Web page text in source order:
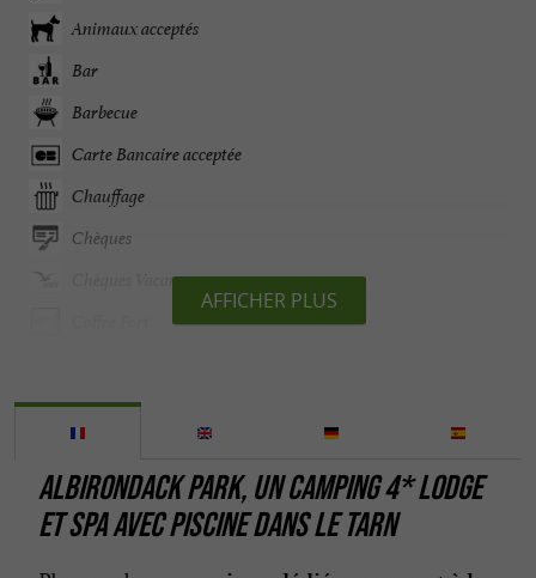
Animaux acceptés
Bar
Barbecue
Carte Bancaire acceptée
Chauffage
Chèques
Chèques Vacances
Espèces
Jacuzzi
Jardin
Jeux pour enfants
AFFICHER PLUS
ALBIRONDACK PARK, UN CAMPING 4* LODGE
ET SPA AVEC PISCINE DANS LE TARN